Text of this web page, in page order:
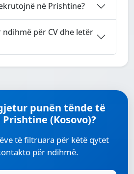
në Prishtine?
për CV dhe letër
punën tënde të
(Kosovo)?
të filtruara për këtë qytet
për ndihmë.